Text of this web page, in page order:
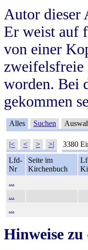
Autor dieser
Er weist auf
von einer
worden. Bei
gekommen
Alles Suchen
|< < > >| 3380
Lfd-
Nr
Seite im
Kirchenbuch
...
...
...
Hinweise